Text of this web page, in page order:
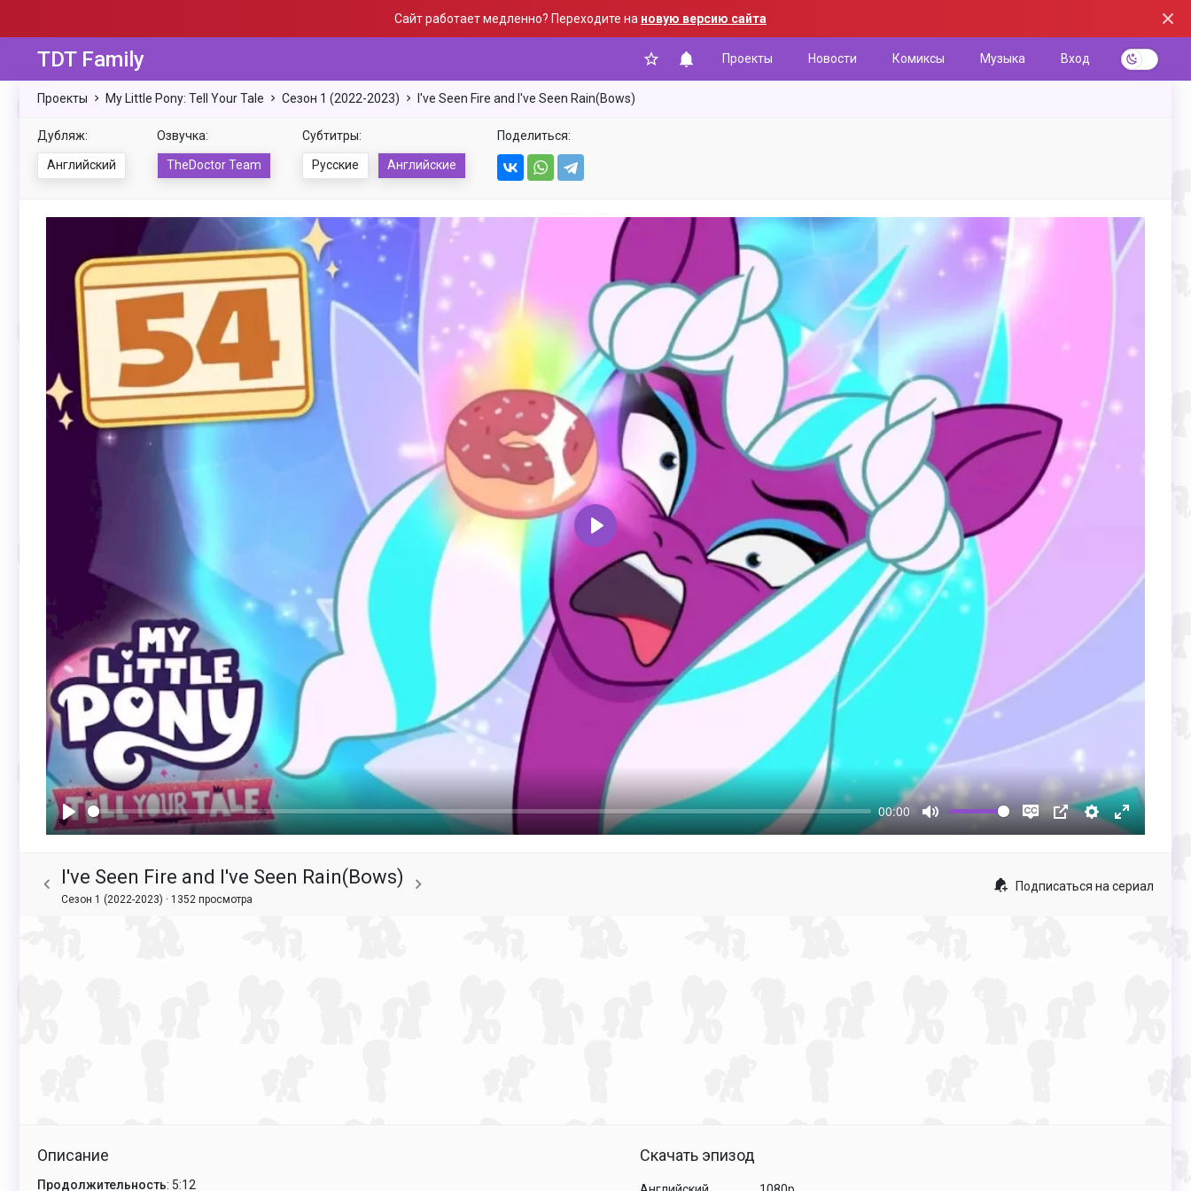
Сайт работает медленно? Переходите на новую версию сайта
TDT Family Проекты Новости Комиксы Музыка Вход
Проекты My Little Pony: Tell Your Tale Сезон 1 (2022-2023) I've Seen Fire and I've Seen Rain(Bows)
Дубляж:
Английский
Озвучка:
TheDoctor Team
Субтитры:
Русские Английские
Поделиться:
Воспроизвести
00:00
Mute
DisablePIP Настройки
Enter
Воспроизвести
I've Seen Fire and I've Seen Rain(Bows)
Сезон 1 (2022-2023) · 1352 просмотра
Подписаться на сериал
Описание
Продолжительность: 5:12
Скачать эпизод